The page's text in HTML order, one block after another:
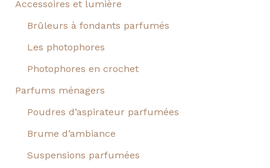
Accessoires et lumière
Brûleurs à fondants parfumés
Les photophores
Photophores en crochet
Parfums ménagers
Poudres d’aspirateur parfumées
Brume d’ambiance
Suspensions parfumées